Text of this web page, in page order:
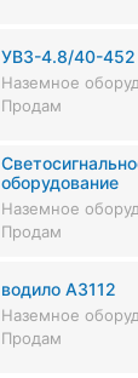
УВЗ-4.8/40-452
Наземное
Продам
оборудование
Наземное
Продам
водило А3112
Наземное
Продам